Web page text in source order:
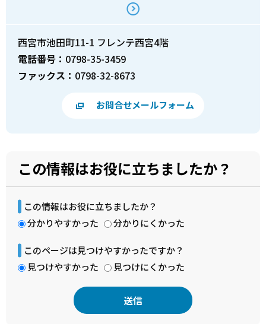
西宮市池田町11-1 フレンテ西宮4階
電話番号： 0798-35-3459
ファックス： 0798-32-8673
お問合せメールフォーム
この情報はお役に立ちましたか？
この情報はお役に立ちましたか？
分かりやすかった
分かりにくかった
このページは見つけやすかったですか？
見つけやすかった
見つけにくかった